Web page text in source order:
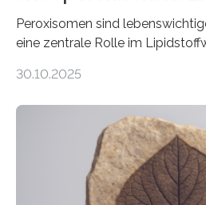
Peroxisomen sind
eine zentrale Rolle im
erfüllen können, müssen
der Ruhr-Universität Bochum
und Dr. Ismaila Francis Yusuf
unbekannten
peroxisomalen
Saccharomyces cerevisiae
30.10.2025